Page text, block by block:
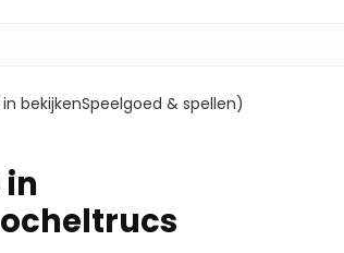
bekijkenSpeelgoed & spellen)
in